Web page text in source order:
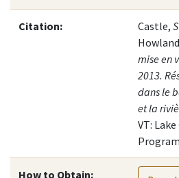
Citation: Castle, S
mise en
2013.
dans le
et la
VT:
How to Obtain: